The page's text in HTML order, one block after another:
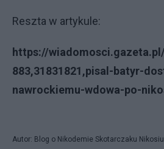
Reszta w artykule:
https://
883,31831821,pisal-batyr-
nawrockiemu-wdowa-po-
Autor: Blog o Nikodemie Skotarczaku Nikosiu